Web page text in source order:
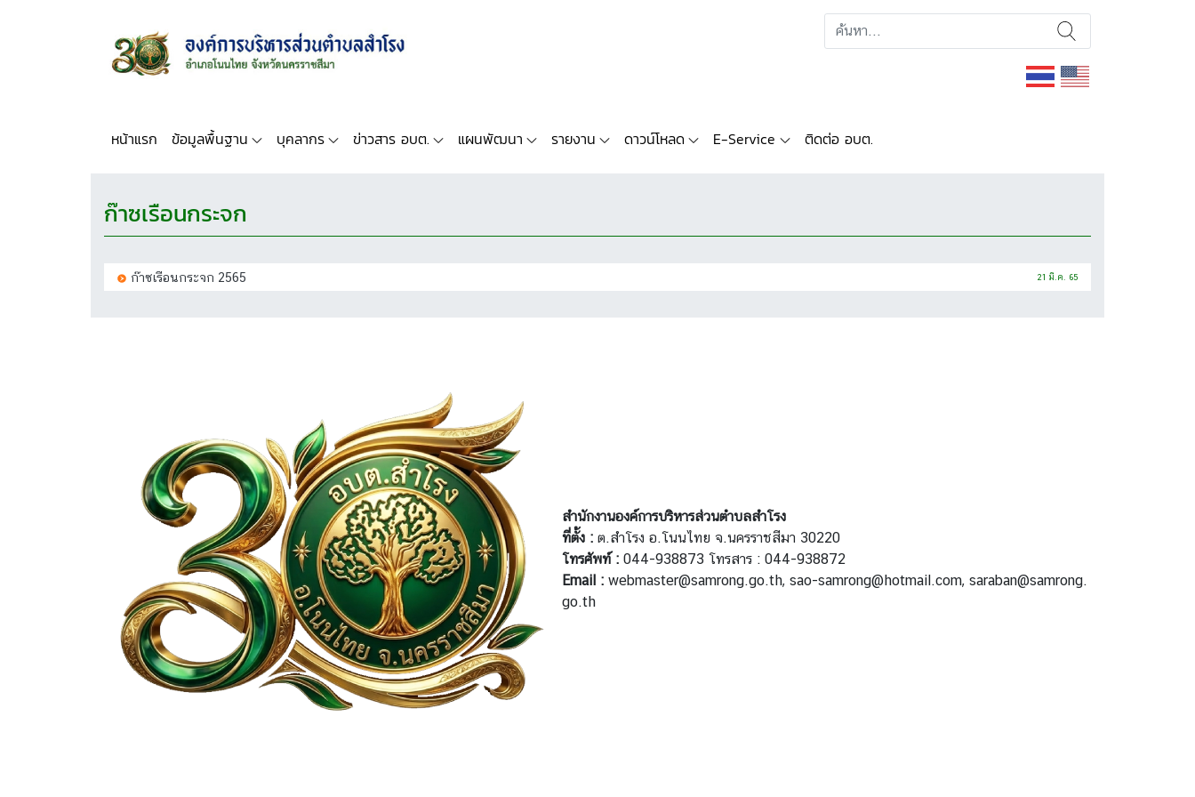
หน้าแรก ข้อมูลพื้นฐาน บุคลากร ข่าวสาร อบต. แผนพัฒนา รายงาน ดาวน์โหลด E-Service ติดต่อ อบต.
ก๊าซเรือนกระจก
ก๊าซเรือนกระจก 2565 21 มี.ค. 65
สำนักงานองค์การบริหารส่วนตำบลสำโรง
ที่ตั้ง : ต.สำโรง อ.โนนไทย จ.นครราชสีมา 30220
โทรศัพท์ : 044-938873 โทรสาร : 044-938872
Email : webmaster@samrong.go.th, sao-samrong@hotmail.com, saraban@samrong.
go.th